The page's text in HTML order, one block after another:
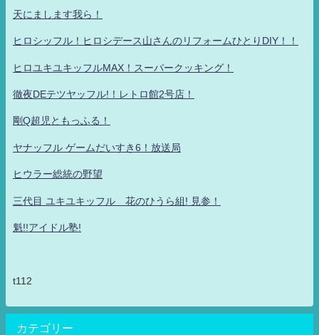
天にまします我ら！
ヒロシッフル！ヒロシデース山さんのリフォームひとりDIY！！
ヒロユキユキッフルMAX！スーパークッキング！
徹夜DEテツヤッフル!！レトロ館2号店！
剛Q超児ともっふる！
ヤナッフル ゲームだいすき6！放送局
ヒウラー総統の野望
三代目 ユキユキッフル 花のひうら組! 見参！
魁!!アイドル塾!
t112
カテゴリー